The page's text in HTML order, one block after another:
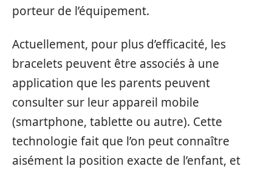
porteur de l’équipement.
Actuellement, pour plus d’efficacité, les
bracelets peuvent être associés à une
application que les parents peuvent
consulter sur leur appareil mobile
(smartphone, tablette ou autre). Cette
technologie fait que l’on peut connaître
aisément la position exacte de l’enfant, et